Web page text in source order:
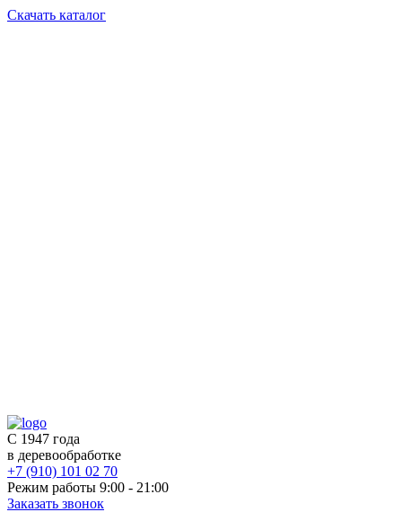
Скачать каталог
С 1947 года
в деревообработке
+7 (910) 101 02 70
Режим работы 9:00 - 21:00
Заказать звонок